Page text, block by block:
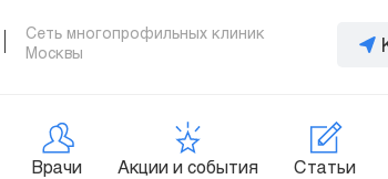
Сеть многопрофильных клиник
Москвы
Врачи Акции и события Статьи